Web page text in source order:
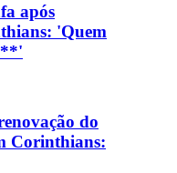
após
'Quem
do
Corinthians: